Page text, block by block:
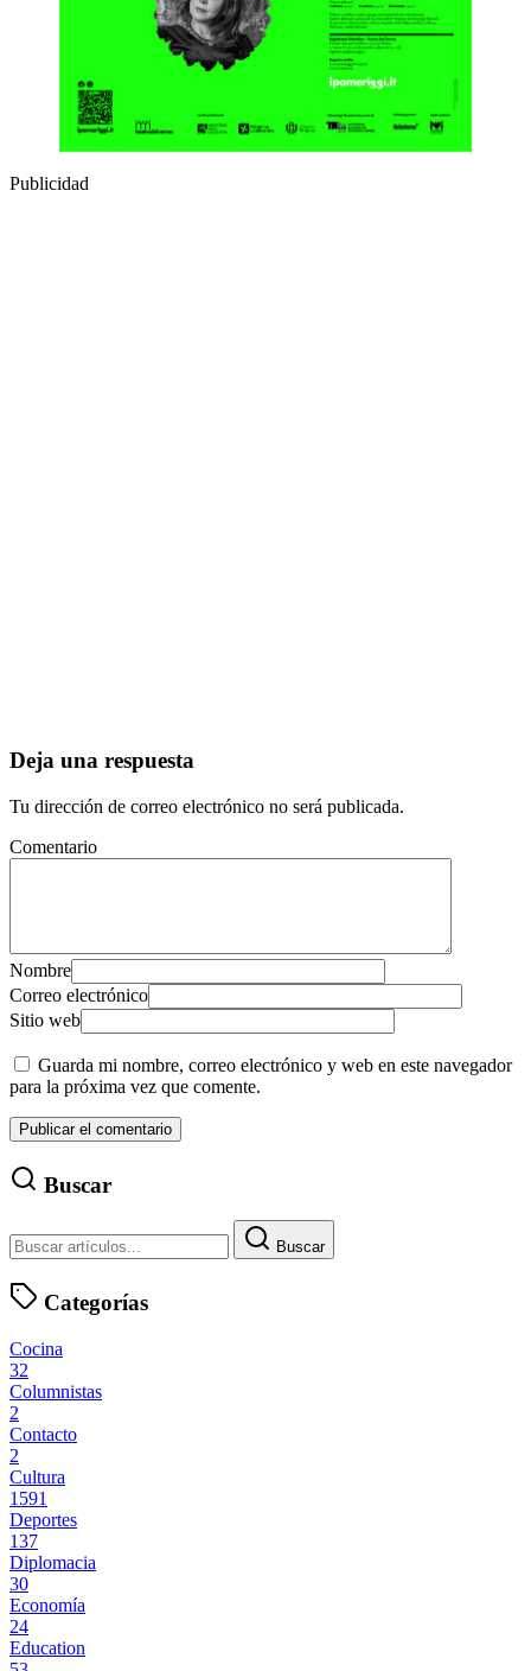
Publicidad
Deja una respuesta
Tu dirección de correo electrónico no será publicada.
Comentario
Nombre
Correo electrónico
Sitio web
Guarda mi nombre, correo electrónico y web en este navegador
para la próxima vez que comente.
Buscar
Buscar
Categorías
Cocina
32
Columnistas
2
Contacto
2
Cultura
1591
Deportes
137
Diplomacia
30
Economía
24
Education